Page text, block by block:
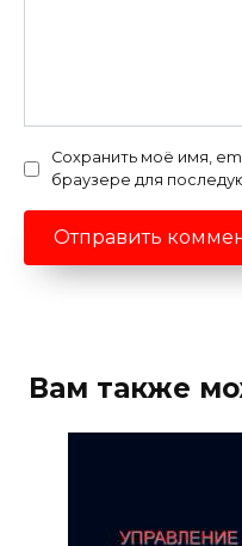
Сохранить моё имя,
браузере для
Вам также